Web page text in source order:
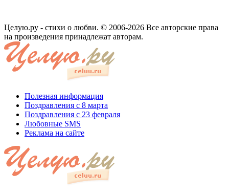
Целую.ру - стихи о любви. © 2006-2026 Все авторские права
на произведения принадлежат авторам.
Полезная информация
Поздравления с 8 марта
Поздравления с 23 февраля
Любовные SMS
Реклама на сайте